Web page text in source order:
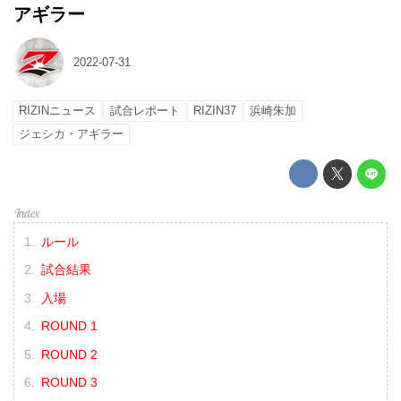
アギラー
2022-07-31
RIZINニュース 試合レポート RIZIN37
浜崎朱加
ジェシカ・アギラー
ルール
試合結果
入場
ROUND 1
ROUND 2
ROUND 3